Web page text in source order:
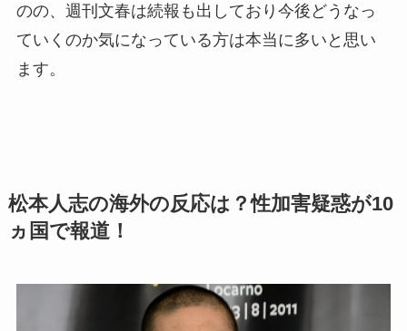
のの、週刊文春は続報も出しており今後どうなっ
ていくのか気になっている方は本当に多いと思い
ます。
松本人志の海外の反応は？性加害疑惑が10
ヵ国で報道！